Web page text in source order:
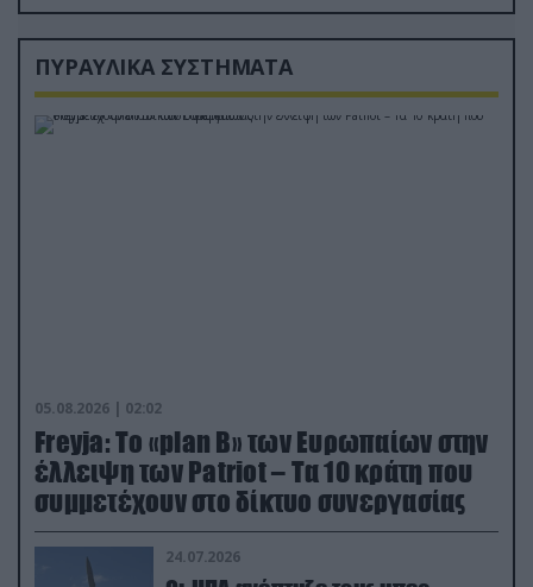
ΠΥΡΑΥΛΙΚΑ ΣΥΣΤΗΜΑΤΑ
05.08.2026 | 02:02
Freyja: Το «plan Β» των Ευρωπαίων στην
έλλειψη των Patriot – Τα 10 κράτη που
συμμετέχουν στο δίκτυο συνεργασίας
24.07.2026